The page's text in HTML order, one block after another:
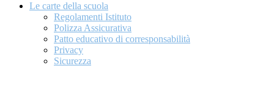
Le carte della scuola
Regolamenti Istituto
Polizza Assicurativa
Patto educativo di corresponsabilità
Privacy
Sicurezza